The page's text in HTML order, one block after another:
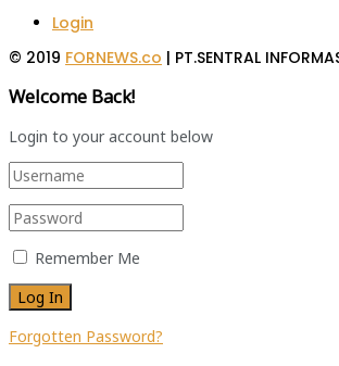
Login
© 2019 FORNEWS.co | PT.SENTRAL
Welcome Back!
Login to your account below
Remember Me
Forgotten Password?